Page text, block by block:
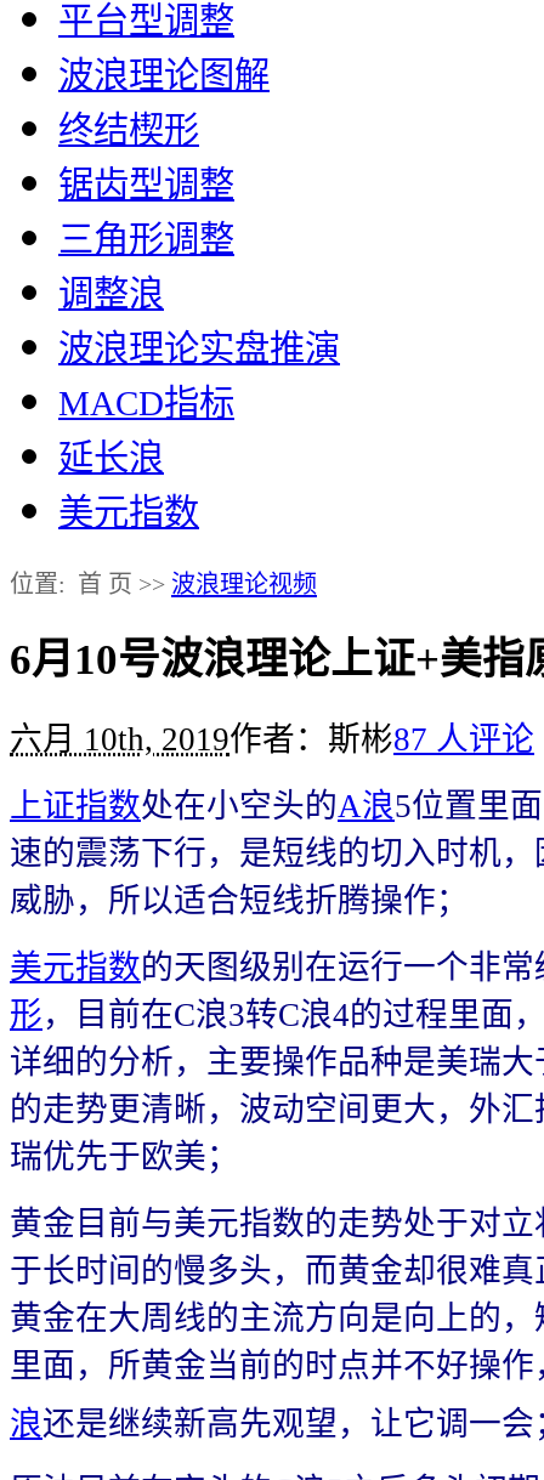
平台型调整
波浪理论图解
终结楔形
锯齿型调整
三角形调整
调整浪
波浪理论实盘推演
MACD指标
延长浪
美元指数
位置: 首 页 >> 波浪理论视频
6月10号波浪理论上证+美指
六月 10th, 2019作者：斯彬87 人评论
上证指数处在小空头的A浪5位置里
速的震荡下行，是短线的切入时机
威胁，所以适合短线折腾操作；
美元指数的天图级别在运行一个非常
形，目前在C浪3转C浪4的过程里面
详细的分析，主要操作品种是美瑞
的走势更清晰，波动空间更大，外
瑞优先于欧美；
黄金目前与美元指数的走势处于对
于长时间的慢多头，而黄金却很难
黄金在大周线的主流方向是向上的
里面，所黄金当前的时点并不好操
浪还是继续新高先观望，让它调一会